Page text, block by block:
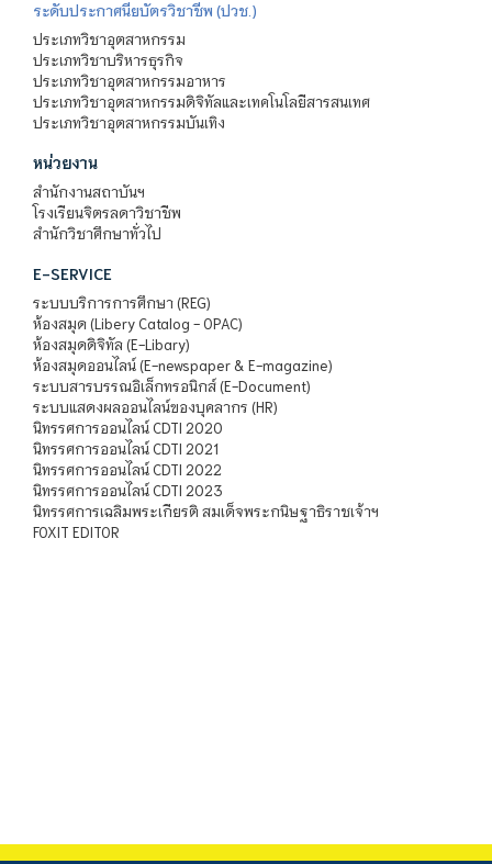
ระดับประกาศนียบัตรวิชาชีพ (ปวช.)
ประเภทวิชาอุตสาหกรรม
ประเภทวิชาบริหารธุรกิจ
ประเภทวิชาอุตสาหกรรมอาหาร
ประเภทวิชาอุตสาหกรรมดิจิทัลและเทคโนโลยีสารสนเทศ
ประเภทวิชาอุตสาหกรรมบันเทิง
หน่วยงาน
สำนักงานสถาบันฯ
โรงเรียนจิตรลดาวิชาชีพ
สำนักวิชาศึกษาทั่วไป
E-SERVICE
ระบบบริการการศึกษา (REG)
ห้องสมุด (Libery Catalog - OPAC)
ห้องสมุดดิจิทัล (E-Libary)
ห้องสมุดออนไลน์ (E-newspaper & E-magazine)
ระบบสารบรรณอิเล็กทรอนิกส์ (E-Document)
ระบบแสดงผลออนไลน์ของบุคลากร (HR)
นิทรรศการออนไลน์ CDTI 2020
นิทรรศการออนไลน์ CDTI 2021
นิทรรศการออนไลน์ CDTI 2022
นิทรรศการออนไลน์ CDTI 2023
นิทรรศการเฉลิมพระเกียรติ สมเด็จพระกนิษฐาธิราชเจ้าฯ
FOXIT EDITOR